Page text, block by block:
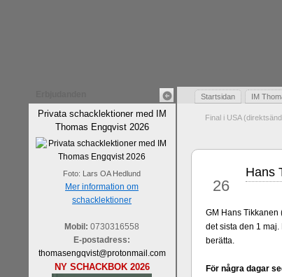
Privata schacklektioner med IM
Thomas Engqvist 2026
Foto: Lars OA Hedlund
Mer information om
schacklektioner
Mobil: 0730316558
E-postadress:
thomasengqvist@protonmail.com
NY SCHACKBOK 2026
Startsidan IM
Final i USA
26
Hans
GM Hans Tikkanen
det sista den 1 maj. I
berätta.
För några dagar